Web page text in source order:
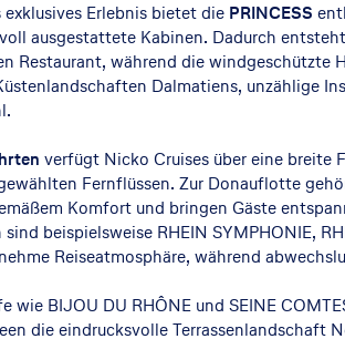
Erlebnis bietet die PRINCESS
ausgestattete Kabinen. Dadurch
Restaurant, während die windgeschützte
Dalmatiens, unzählige
verfügt Nicko Cruises über eine breite
Fernflüssen. Zur Donauflotte
Komfort und bringen Gäste
beispielsweise RHEIN SYMPHONIE,
Reiseatmosphäre, während
wie BIJOU DU RHÔNE und SEINE
die eindrucksvolle